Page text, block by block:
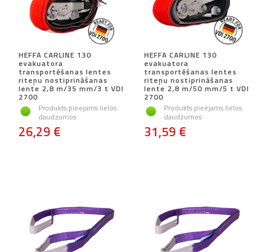
HEFFA CARLINE 130
evakuatora
transportēšanas lentes
riteņu nostiprināšanas
lente 2,8 m/35 mm/3 t VDI
2700
Produkts pieejams lielos
daudzumos
26,29 €
HEFFA CARLINE 130
evakuatora
transportēšanas lentes
riteņu nostiprināšanas
lente 2,8 m/50 mm/5 t VDI
2700
Produkts pieejams lielos
daudzumos
31,59 €